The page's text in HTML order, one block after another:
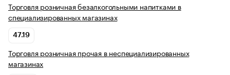
Торговля розничная безалкогольными напитками в
специализированных магазинах
47.19
Торговля розничная прочая в неспециализированных
магазинах